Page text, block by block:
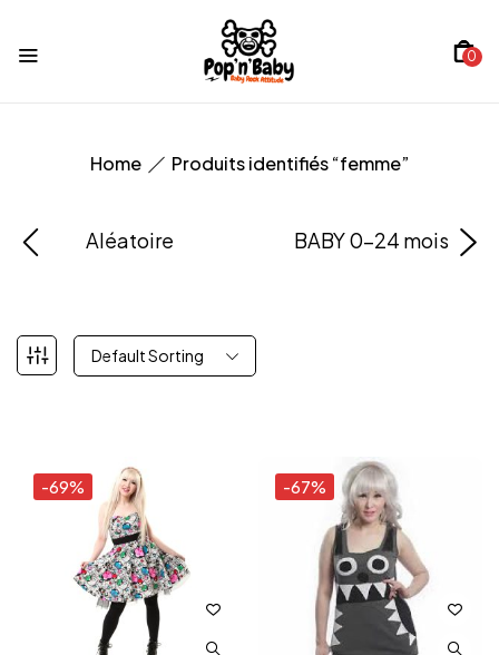
0
Home Produits identifiés “femme”
Aléatoire BABY 0-24 mois
Default Sorting
-69% -67%